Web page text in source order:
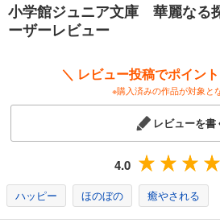
小学館ジュニア文庫 華麗なる
ーザーレビュー
＼ レビュー投稿でポイン
※購入済みの作品が対象と
レビューを書
4.0
ハッピー ほのぼの 癒やされる